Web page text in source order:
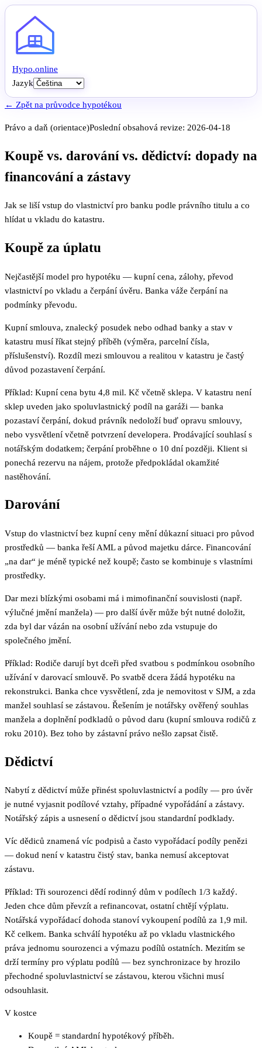
Hypo.online
Jazyk
← Zpět na průvodce hypotékou
Právo a daň (orientace)Poslední obsahová revize: 2026-04-18
Koupě vs. darování vs. dědictví: dopady na
financování a zástavy
Jak se liší vstup do vlastnictví pro banku podle právního titulu a co
hlídat u vkladu do katastru.
Koupě za úplatu
Nejčastější model pro hypotéku — kupní cena, zálohy, převod
vlastnictví po vkladu a čerpání úvěru. Banka váže čerpání na
podmínky převodu.
Kupní smlouva, znalecký posudek nebo odhad banky a stav v
katastru musí říkat stejný příběh (výměra, parcelní čísla,
příslušenství). Rozdíl mezi smlouvou a realitou v katastru je častý
důvod pozastavení čerpání.
Příklad: Kupní cena bytu 4,8 mil. Kč včetně sklepa. V katastru není
sklep uveden jako spoluvlastnický podíl na garáži — banka
pozastaví čerpání, dokud právník nedoloží buď opravu smlouvy,
nebo vysvětlení včetně potvrzení developera. Prodávající souhlasí s
notářským dodatkem; čerpání proběhne o 10 dní později. Klient si
ponechá rezervu na nájem, protože předpokládal okamžité
nastěhování.
Darování
Vstup do vlastnictví bez kupní ceny mění důkazní situaci pro původ
prostředků — banka řeší AML a původ majetku dárce. Financování
„na dar“ je méně typické než koupě; často se kombinuje s vlastními
prostředky.
Dar mezi blízkými osobami má i mimofinanční souvislosti (např.
výlučné jmění manžela) — pro další úvěr může být nutné doložit,
zda byl dar vázán na osobní užívání nebo zda vstupuje do
společného jmění.
Příklad: Rodiče darují byt dceři před svatbou s podmínkou osobního
užívání v darovací smlouvě. Po svatbě dcera žádá hypotéku na
rekonstrukci. Banka chce vysvětlení, zda je nemovitost v SJM, a zda
manžel souhlasí se zástavou. Řešením je notářsky ověřený souhlas
manžela a doplnění podkladů o původ daru (kupní smlouva rodičů z
roku 2010). Bez toho by zástavní právo nešlo zapsat čistě.
Dědictví
Nabytí z dědictví může přinést spoluvlastnictví a podíly — pro úvěr
je nutné vyjasnit podílové vztahy, případné vypořádání a zástavy.
Notářský zápis a usnesení o dědictví jsou standardní podklady.
Víc dědiců znamená víc podpisů a často vypořádací podíly penězi
— dokud není v katastru čistý stav, banka nemusí akceptovat
zástavu.
Příklad: Tři sourozenci dědí rodinný dům v podílech 1/3 každý.
Jeden chce dům převzít a refinancovat, ostatní chtějí výplatu.
Notářská vypořádací dohoda stanoví vykoupení podílů za 1,9 mil.
Kč celkem. Banka schválí hypotéku až po vkladu vlastnického
práva jednomu sourozenci a výmazu podílů ostatních. Mezitím se
drží termíny pro výplatu podílů — bez synchronizace by hrozilo
přechodné spoluvlastnictví se zástavou, kterou všichni musí
odsouhlasit.
V kostce
Koupě = standardní hypotékový příběh.